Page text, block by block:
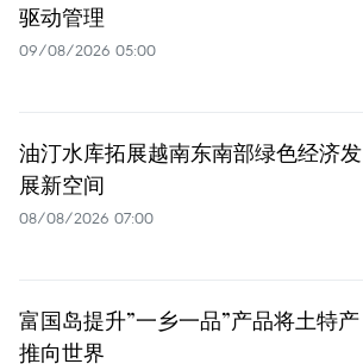
驱动管理
09/08/2026 05:00
油汀水库拓展越南东南部绿色经济发
展新空间
08/08/2026 07:00
富国岛提升”一乡一品”产品将土特产
推向世界